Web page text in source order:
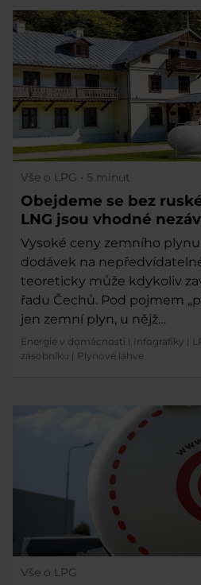
Vše o LPG • 5 minut
Obejdeme se bez
LNG jsou vhodné
Vysoké ceny zemního
dodávek na
teoreticky může kdykoliv
řadu Čechů. Pod pojmem
jen zemní plyn, u nějž…
Energie v domácnosti | Infografiky |
zásobníku | Plynové láhve
Vše o LPG